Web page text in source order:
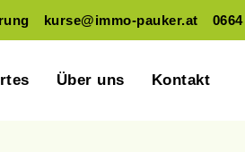
kurse@immo-pauker.at
Über uns Kontakt